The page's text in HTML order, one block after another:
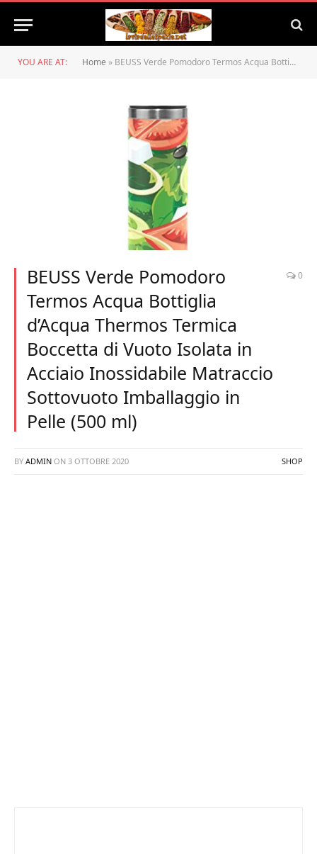
YOU ARE AT: Home » BEUSS Verde Pomodoro Termos Acqua Bottiglia d’Acqua Thermos Termica Boccetta di Vuoto Isolata in Acciaio Inossidabile Matraccio Sottovuoto Imballaggio in Pelle (500 ml)
BEUSS Verde Pomodoro
Termos Acqua Bottiglia
d’Acqua Thermos Termica
Boccetta di Vuoto Isolata in
Acciaio Inossidabile Matraccio
Sottovuoto Imballaggio in
Pelle (500 ml)
0
BY ADMIN ON 3 OTTOBRE 2020 SHOP